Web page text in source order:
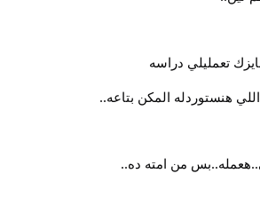
تعمليلي دراسه
هنستوردله المكن بتاعه..
من امته ده..